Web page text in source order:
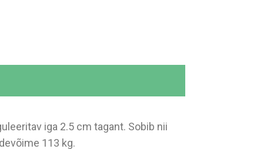
iga 2.5 cm tagant. Sobib nii
113 kg.